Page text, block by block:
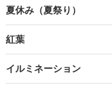
夏休み（夏祭り）
紅葉
イルミネーション